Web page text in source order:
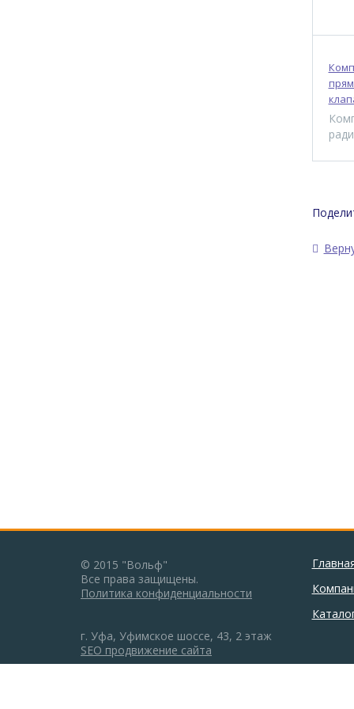
© 2015 "Вольф"
Все права защищены.
Политика конфиденциальности
г. Уфа, Уфимское шоссе, 43, 2 этаж
SEO продвижение сайта